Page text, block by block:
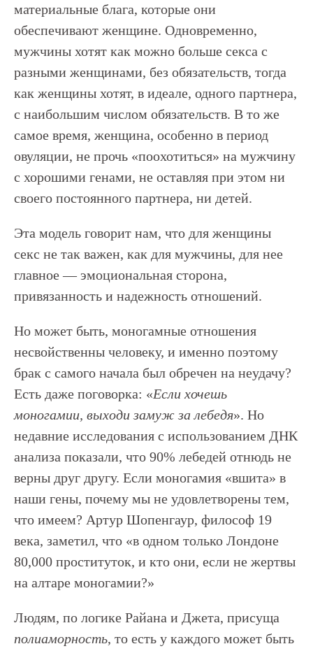
материальные блага, которые они
обеспечивают женщине. Одновременно,
мужчины хотят как можно больше секса с
разными женщинами, без обязательств, тогда
как женщины хотят, в идеале, одного партнера,
с наибольшим числом обязательств. В то же
самое время, женщина, особенно в период
овуляции, не прочь «поохотиться» на мужчину
с хорошими генами, не оставляя при этом ни
своего постоянного партнера, ни детей.
Эта модель говорит нам, что для женщины
секс не так важен, как для мужчины, для нее
главное — эмоциональная сторона,
привязанность и надежность отношений.
Но может быть, моногамные отношения
несвойственны человеку, и именно поэтому
брак с самого начала был обречен на неудачу?
Есть даже поговорка: «Если хочешь
моногамии, выходи замуж за лебедя». Но
недавние исследования с использованием ДНК
анализа показали, что 90% лебедей отнюдь не
верны друг другу. Если моногамия «вшита» в
наши гены, почему мы не удовлетворены тем,
что имеем? Артур Шопенгаур, философ 19
века, заметил, что «в одном только Лондоне
80,000 проституток, и кто они, если не жертвы
на алтаре моногамии?»
Людям, по логике Райана и Джета, присуща
полиаморность, то есть у каждого может быть